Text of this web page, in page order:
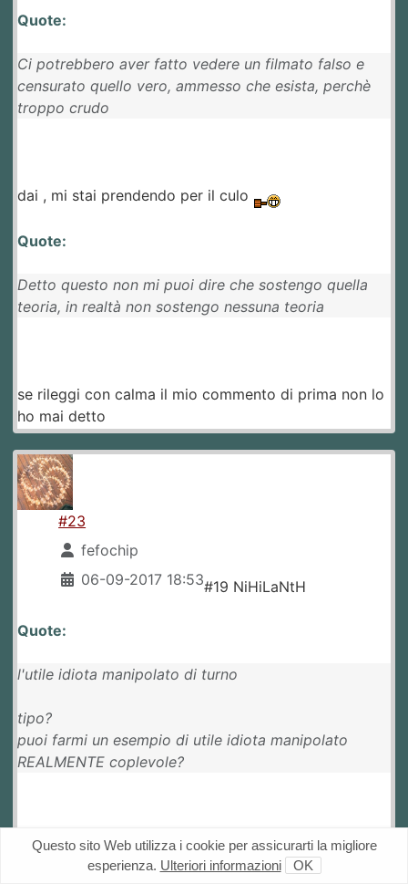
Quote:
Ci potrebbero aver fatto vedere un filmato falso e
censurato quello vero, ammesso che esista, perchè
troppo crudo
dai , mi stai prendendo per il culo
Quote:
Detto questo non mi puoi dire che sostengo quella
teoria, in realtà non sostengo nessuna teoria
se rileggi con calma il mio commento di prima non lo
ho mai detto
#23
fefochip
06-09-2017 18:53#19 NiHiLaNtH
Quote:
l'utile idiota manipolato di turno
tipo?
puoi farmi un esempio di utile idiota manipolato
REALMENTE coplevole?
uno celebre osvald
uno meno celebre shian shian (anche se è stato
Questo sito Web utilizza i cookie per assicurarti la migliore
esperienza. Ulteriori informazioni OK